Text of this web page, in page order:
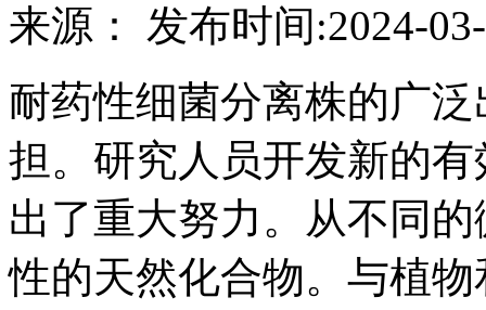
来源： 发布时间:2024-
耐药性细菌分离株的广
担。研究人员开发新的
出了重大努力。从不同
性的天然化合物。与植